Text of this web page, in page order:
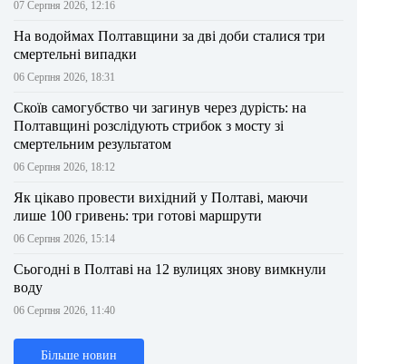
07 Серпня 2026, 12:16
На водоймах Полтавщини за дві доби сталися три
смертельні випадки
06 Серпня 2026, 18:31
Скоїв самогубство чи загинув через дурість: на
Полтавщині розслідують стрибок з мосту зі
смертельним результатом
06 Серпня 2026, 18:12
Як цікаво провести вихідний у Полтаві, маючи
лише 100 гривень: три готові маршрути
06 Серпня 2026, 15:14
Сьогодні в Полтаві на 12 вулицях знову вимкнули
воду
06 Серпня 2026, 11:40
Більше новин